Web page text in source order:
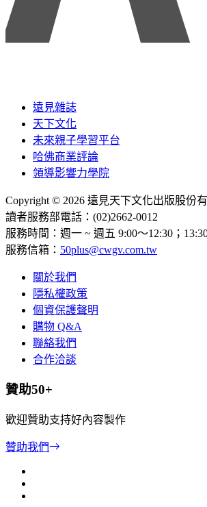
遠見雜誌
天下文化
未來親子學習平台
哈佛商業評論
領導影響力學院
Copyright © 2026 遠見天下文化出版股份
讀者服務部電話：(02)2662-0012
服務時間：週一 ~ 週五 9:00～12:30；
服務信箱： 50plus@cwgv.com.tw
關於我們
隱私權政策
個資保護聲明
購物 Q&A
聯絡我們
合作洽談
贊助50+
歡迎贊助支持好內容製作
贊助我們